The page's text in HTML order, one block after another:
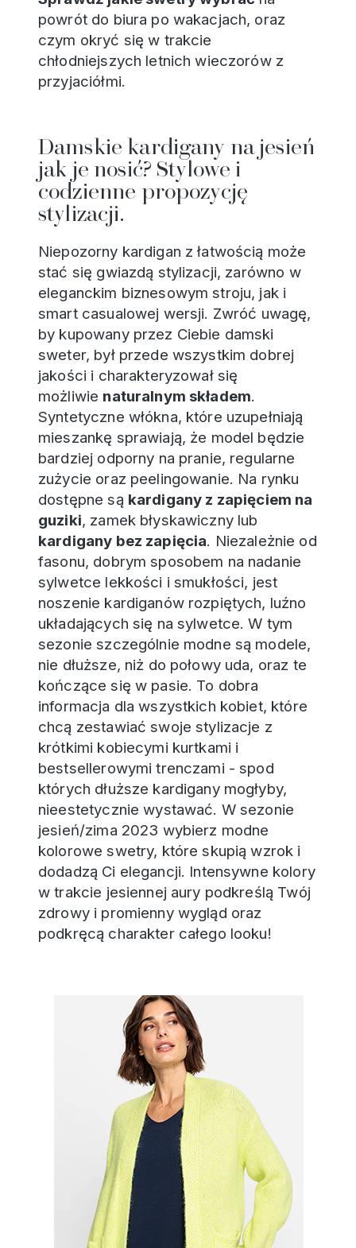
powrót do biura po wakacjach, oraz
czym okryć się w trakcie
chłodniejszych letnich wieczorów z
przyjaciółmi.
Damskie kardigany na jesień
jak je nosić? Stylowe i
codzienne propozycję
stylizacji.
Niepozorny kardigan z łatwością może
stać się gwiazdą stylizacji, zarówno w
eleganckim biznesowym stroju, jak i
smart casualowej wersji. Zwróć uwagę,
by kupowany przez Ciebie damski
sweter, był przede wszystkim dobrej
jakości i charakteryzował się
możliwie naturalnym składem.
Syntetyczne włókna, które uzupełniają
mieszankę sprawiają, że model będzie
bardziej odporny na pranie, regularne
zużycie oraz peelingowanie. Na rynku
dostępne są kardigany z zapięciem na
guziki, zamek błyskawiczny lub
kardigany bez zapięcia. Niezależnie od
fasonu, dobrym sposobem na nadanie
sylwetce lekkości i smukłości, jest
noszenie kardiganów rozpiętych, luźno
układających się na sylwetce. W tym
sezonie szczególnie modne są modele,
nie dłuższe, niż do połowy uda, oraz te
kończące się w pasie. To dobra
informacja dla wszystkich kobiet, które
chcą zestawiać swoje stylizacje z
krótkimi kobiecymi kurtkami i
bestsellerowymi trenczami - spod
których dłuższe kardigany mogłyby,
nieestetycznie wystawać. W sezonie
jesień/zima 2023 wybierz modne
kolorowe swetry, które skupią wzrok i
dodadzą Ci elegancji. Intensywne kolory
w trakcie jesiennej aury podkreślą Twój
zdrowy i promienny wygląd oraz
podkręcą charakter całego looku!